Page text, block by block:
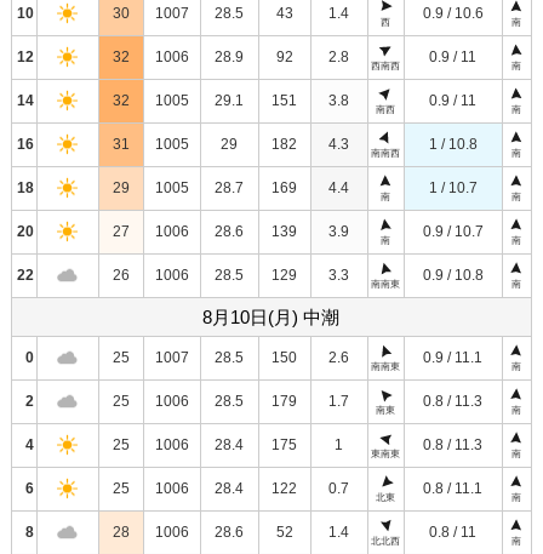
10 30 1007 28.5 43 1.4
西
0.9 / 10.6
南
12 32 1006 28.9 92 2.8
西南西
0.9 / 11
南
14 32 1005 29.1 151 3.8
南西
0.9 / 11
南
16 31 1005 29 182 4.3
南南西
1 / 10.8
南
18 29 1005 28.7 169 4.4
南
1 / 10.7
南
20 27 1006 28.6 139 3.9
南
0.9 / 10.7
南
22 26 1006 28.5 129 3.3
南南東
0.9 / 10.8
南
8月10日(月) 中潮
0 25 1007 28.5 150 2.6
南南東
0.9 / 11.1
南
2 25 1006 28.5 179 1.7
南東
0.8 / 11.3
南
4 25 1006 28.4 175 1
東南東
0.8 / 11.3
南
6 25 1006 28.4 122 0.7
北東
0.8 / 11.1
南
8 28 1006 28.6 52 1.4
北北西
0.8 / 11
南